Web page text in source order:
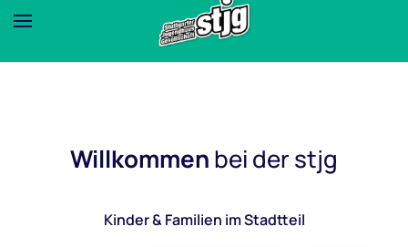
Willkommenbei der stjg
Kinder & Familien im Stadtteil